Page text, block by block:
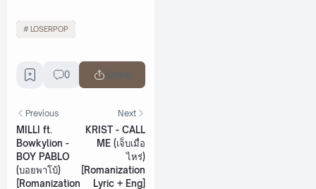
LOSERPOP
0 Share
Previous
MILLI ft.
Bowkylion -
BOY PABLO
(บอยพาโบ้)
[Romanization
Next
KRIST - CALL
ME (เจ็บเมื่อ
ไหร่)
[Romanization
Lyric + Eng]